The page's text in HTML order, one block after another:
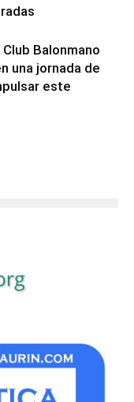
Balonmano
una jornada de
este